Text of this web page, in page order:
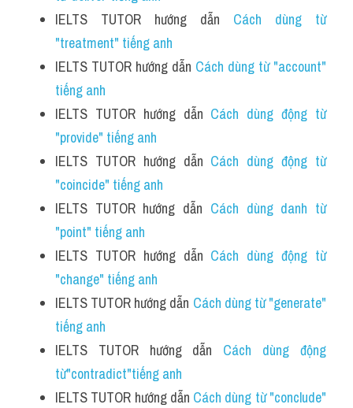
IELTS TUTOR hướng dẫn Cách dùng từ
"treatment" tiếng anh
IELTS TUTOR hướng dẫn Cách dùng từ "account"
tiếng anh
IELTS TUTOR hướng dẫn Cách dùng động từ
"provide" tiếng anh
IELTS TUTOR hướng dẫn Cách dùng động từ
"coincide" tiếng anh
IELTS TUTOR hướng dẫn Cách dùng danh từ
"point" tiếng anh
IELTS TUTOR hướng dẫn Cách dùng động từ
"change" tiếng anh
IELTS TUTOR hướng dẫn Cách dùng từ "generate"
tiếng anh
IELTS TUTOR hướng dẫn Cách dùng động
từ"contradict"tiếng anh
IELTS TUTOR hướng dẫn Cách dùng từ "conclude"